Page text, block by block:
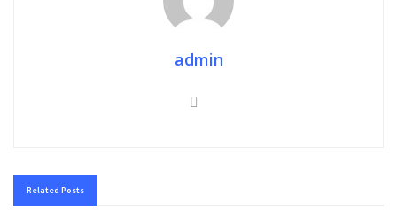
admin
Related Posts